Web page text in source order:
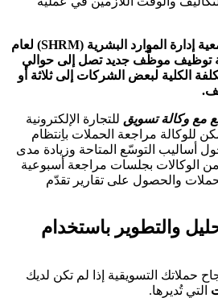
ووفقاً لتقرير صادر عن جمعية إدارة الموارد البشرية (SHRM) لعام
توظيف موظَّف جديد تصل إلى حوالي
الكلية لبعض الشركات إلى ثلاثة أو
مع وكالة تسويق للتجارة الإلكترونية
للوكالة مراجعة الحملات باِنتظام
أساليب التوسّع المتاحة وزيادة مدى
من الوكالات بجلسات مراجعة أسبوعية
والحصول على تقارير تقدّم
والتطوير باستخدام
التسويقية إذا لم تكن لديك
التي تُديرها.